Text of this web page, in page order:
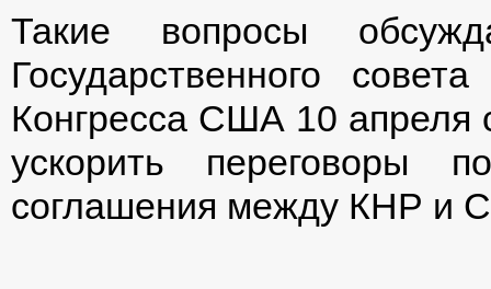
Такие вопросы
Государственного
Конгресса США 10 апреля
ускорить переговоры
соглашения между КНР и